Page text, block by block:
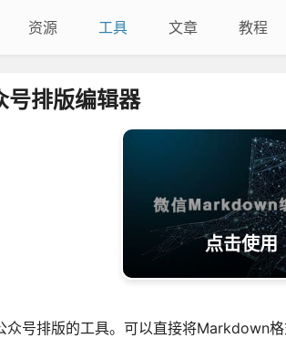
资源 工具 文章 教程
排版编辑器
点击使用
号排版的工具。可以直接将Markdown格